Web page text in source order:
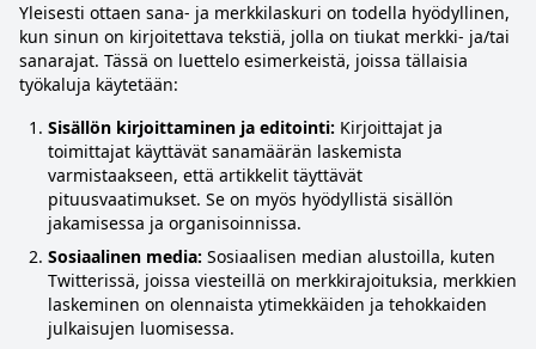
Yleisesti ottaen sana- ja merkkilaskuri on todella hyödyllinen,
kun sinun on kirjoitettava tekstiä, jolla on tiukat merkki- ja/tai
sanarajat. Tässä on luettelo esimerkeistä, joissa tällaisia
työkaluja käytetään:
Sisällön kirjoittaminen ja editointi: Kirjoittajat ja
toimittajat käyttävät sanamäärän laskemista
varmistaakseen, että artikkelit täyttävät
pituusvaatimukset. Se on myös hyödyllistä sisällön
jakamisessa ja organisoinnissa.
Sosiaalinen media: Sosiaalisen median alustoilla, kuten
Twitterissä, joissa viesteillä on merkkirajoituksia, merkkien
laskeminen on olennaista ytimekkäiden ja tehokkaiden
julkaisujen luomisessa.